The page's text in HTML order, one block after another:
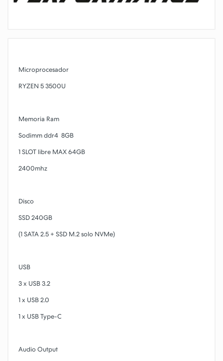
Microprocesador
RYZEN 5 3500U
Memoria Ram
Sodimm ddr4 8GB
1 SLOT libre MAX 64GB
2400mhz
Disco
SSD 240GB
(1 SATA 2.5 + SSD M.2 solo NVMe)
USB
3 x USB 3.2
1 x USB 2.0
1 x USB Type-C
Audio Output